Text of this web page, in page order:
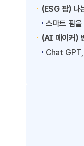
(ESG 팜) 나
스마트 팜
(AI 메이커)
Chat GPT,